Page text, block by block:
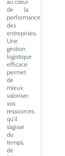
des
entreprises.
Une
gestion
logistique
efficace
permet
de
mieux
valoriser
vos
ressources
qu’il
s’agisse
du
temps,
de
l’argent,
des
ressources